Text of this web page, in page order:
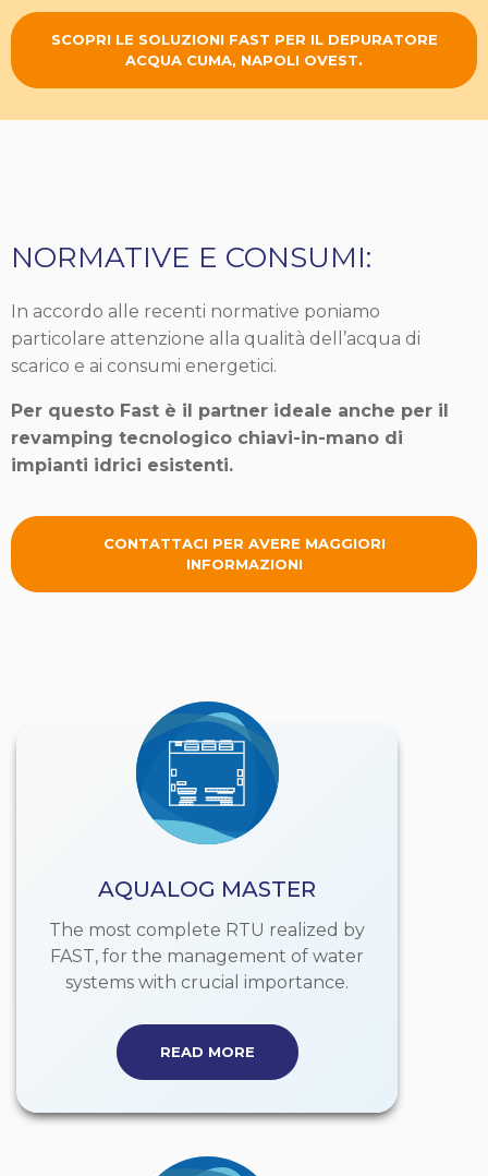
SCOPRI LE SOLUZIONI FAST PER IL DEPURATORE
ACQUA CUMA, NAPOLI OVEST.
NORMATIVE E CONSUMI:
In accordo alle recenti normative poniamo
particolare attenzione alla qualità dell’acqua di
scarico e ai consumi energetici.
Per questo Fast è il partner ideale anche per il
revamping tecnologico chiavi-in-mano di
impianti idrici esistenti.
CONTATTACI PER AVERE MAGGIORI
INFORMAZIONI
AQUALOG MASTER
The most complete RTU realized by
FAST, for the management of water
systems with crucial importance.
READ MORE